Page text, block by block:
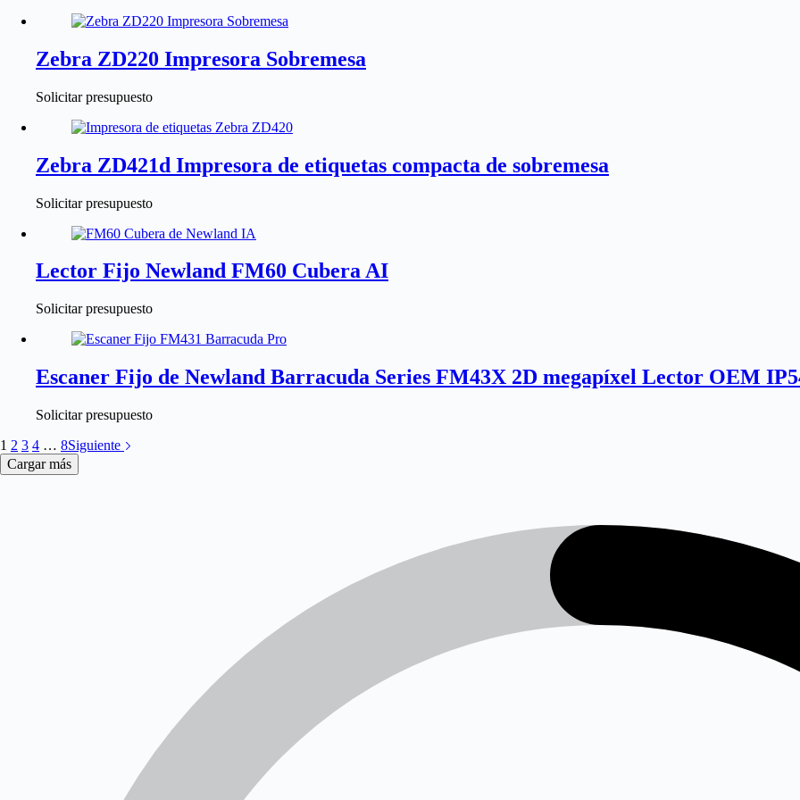
Zebra ZD220 Impresora Sobremesa
Solicitar presupuesto
Zebra ZD421d Impresora de etiquetas compacta de sobremesa
Solicitar presupuesto
Lector Fijo Newland FM60 Cubera AI
Solicitar presupuesto
Escaner Fijo de Newland Barracuda Series FM43X 2D megapíxel Lector OEM
Solicitar presupuesto
1 2 3 4 … 8Siguiente
Cargar más